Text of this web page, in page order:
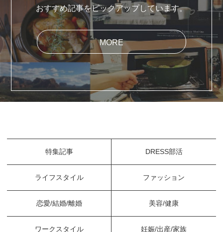
おすすめ記事をピックアップしています。
MORE
特集記事 DRESS部活
ライフスタイル ファッション
恋愛/結婚/離婚 美容/健康
ワークスタイル 妊娠/出産/家族